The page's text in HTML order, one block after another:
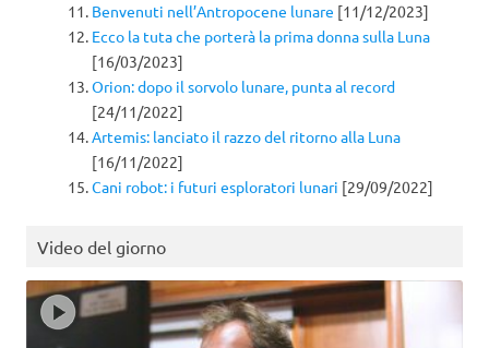
Benvenuti nell’Antropocene lunare [11/12/2023]
Ecco la tuta che porterà la prima donna sulla Luna
[16/03/2023]
Orion: dopo il sorvolo lunare, punta al record
[24/11/2022]
Artemis: lanciato il razzo del ritorno alla Luna
[16/11/2022]
Cani robot: i futuri esploratori lunari [29/09/2022]
Video del giorno